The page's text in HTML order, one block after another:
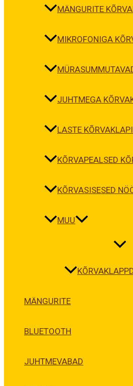
MÄNGURITE
MIKROFONIGA
JUHTMEGA
LASTE
KÕRVAPEALSED
KÕRVASISESED
MUU
MÄNGURITE
BLUETOOTH
JUHTMEVABAD